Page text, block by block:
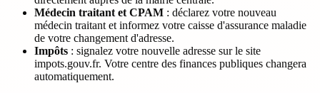
Médecin traitant et CPAM : déclarez votre nouveau
médecin traitant et informez votre caisse d'assurance maladie
de votre changement d'adresse.
Impôts : signalez votre nouvelle adresse sur le site
impots.gouv.fr. Votre centre des finances publiques changera
automatiquement.